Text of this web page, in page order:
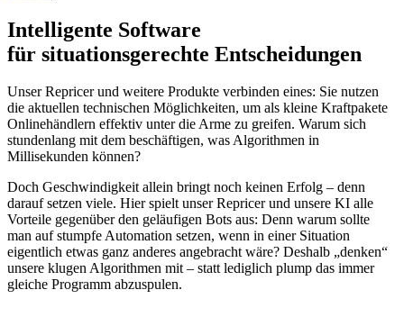
Intelligente Software
für situationsgerechte Entscheidungen
Unser Repricer und weitere Produkte verbinden eines: Sie nutzen
die aktuellen technischen Möglichkeiten, um als kleine Kraftpakete
Onlinehändlern effektiv unter die Arme zu greifen. Warum sich
stundenlang mit dem beschäftigen, was Algorithmen in
Millisekunden können?
Doch Geschwindigkeit allein bringt noch keinen Erfolg – denn
darauf setzen viele. Hier spielt unser Repricer und unsere KI alle
Vorteile gegenüber den geläufigen Bots aus: Denn warum sollte
man auf stumpfe Automation setzen, wenn in einer Situation
eigentlich etwas ganz anderes angebracht wäre? Deshalb „denken“
unsere klugen Algorithmen mit – statt lediglich plump das immer
gleiche Programm abzuspulen.